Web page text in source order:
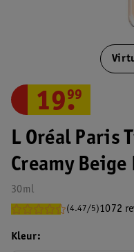
L Oréal Paris
Creamy
30ml
(4.47/5)1072
19.
99
Kleur